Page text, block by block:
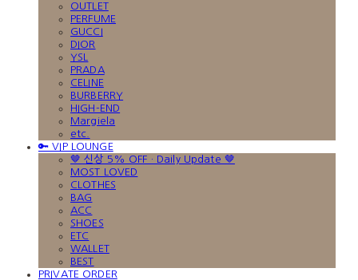
OUTLET
PERFUME
GUCCI
DIOR
YSL
PRADA
CELINE
BURBERRY
HIGH-END
Margiela
etc.
🔑 VIP LOUNGE
🤎 신상 5% OFF · Daily Update 🤎
MOST LOVED
CLOTHES
BAG
ACC
SHOES
ETC
WALLET
BEST
PRIVATE ORDER